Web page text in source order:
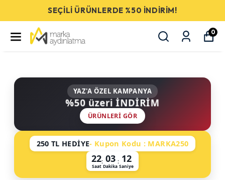
SEÇİLİ ÜRÜNLERDE %50 İNDİRİM!
0
YAZ'A ÖZEL KAMPANYA
%50 üzeri İNDİRİM
ÜRÜNLERI GÖR
250 TL HEDİYE- Kupon Kodu : MARKA250
22
Saat
: 03
Dakika
: 12
Saniye